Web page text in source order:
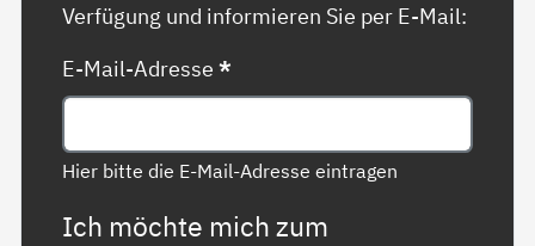
Verfügung und informieren Sie per E-Mail:
E-Mail-Adresse*
Hier bitte die E-Mail-Adresse eintragen
Ich möchte mich zum